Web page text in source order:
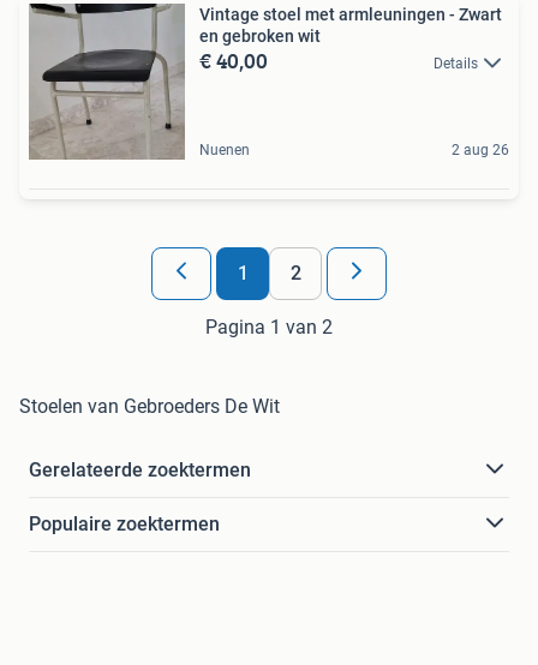
Vintage stoel met armleuningen - Zwart
en gebroken wit
€ 40,00 Details
Nuenen 2 aug 26
1 2
Pagina 1 van 2
Stoelen van Gebroeders De Wit
Gerelateerde zoektermen
Populaire zoektermen